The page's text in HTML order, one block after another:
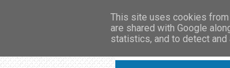
This site uses cookies
are shared with Google
statistics, and to detect and